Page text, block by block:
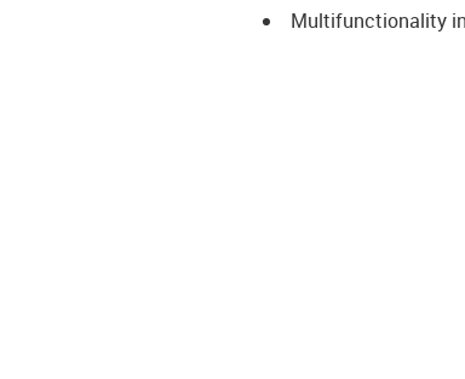
Multifunctionality